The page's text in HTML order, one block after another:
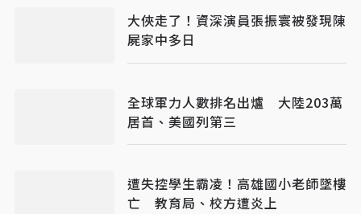
大俠走了！資深演員張振寰被發現陳
屍家中多日
全球軍力人數排名出爐 大陸203萬
居首、美國列第三
遭失控學生霸凌！高雄國小老師墜樓
亡 教育局、校方遭炎上